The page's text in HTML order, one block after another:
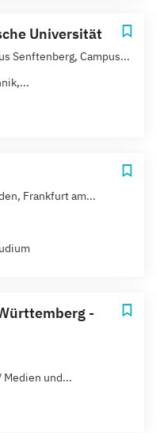
Universität
Senftenberg, Campus...
Frankfurt am...
-
Medien und...